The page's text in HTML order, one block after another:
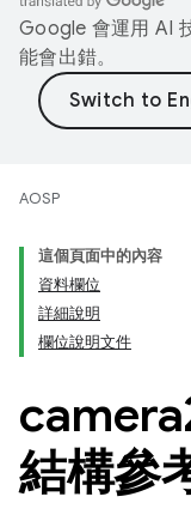
Google 會運用 AI
能會出錯。
AOSP
這個頁面中的內容
資料欄位
詳細說明
欄位說明文件
結構參